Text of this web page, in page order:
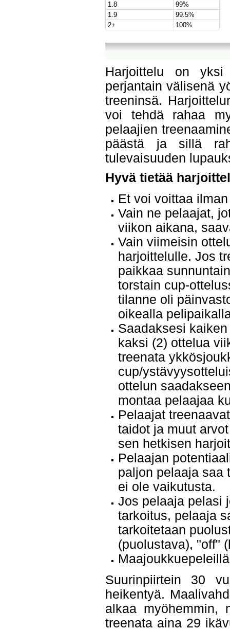
1.8
99%
1.9
99.5%
2+
100%
Harjoittelu on yksi
perjantain välisenä
treeninsä.
voi tehdä rahaa
pelaajien
päästä ja sillä
tulevaisuuden
Hyvä tietää
Et voi voittaa
Vain ne pelaajat,
viikon aikana,
Vain viimeisin
harjoittelulle. Jos
paikkaa
torstain cup-
tilanne oli
oikealla
Saadaksesi
kaksi (2) ottelua
treenata
cup/
ottelun
montaa pelaajaa
Pelaajat
taidot ja muut
sen hetkisen
Pelaajan
paljon pelaaja saa
ei ole vaikutusta.
Jos pelaaja pelasi
tarkoitus, pelaaja
tarkoitetaan
(puolustava), "off"
Suurinpiirtein 30
heikentyä.
alkaa myöhemmin,
treenata aina 29